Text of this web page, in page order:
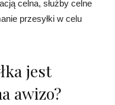
celna, służby celne
przesyłki w celu
jest
awizo?